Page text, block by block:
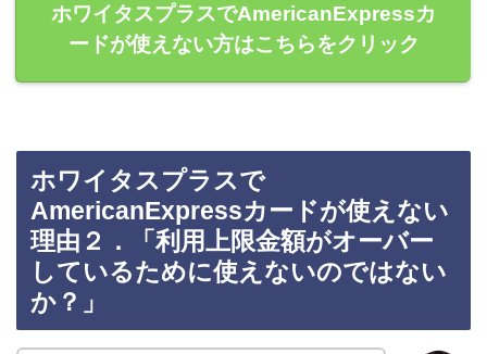
ホワイタスプラスでAmericanExpressカ
ードが使えない方はこちらをクリック
ホワイタスプラスで
AmericanExpressカードが使えない
理由２．「利用上限金額がオーバー
しているために使えないのではない
か？」